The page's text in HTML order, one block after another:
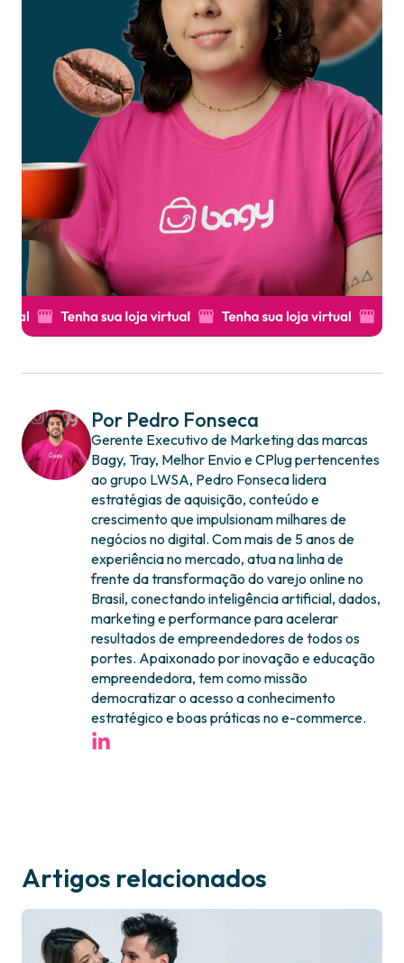
Por Pedro Fonseca
Gerente Executivo de Marketing das marcas
Bagy, Tray, Melhor Envio e CPlug pertencentes
ao grupo LWSA, Pedro Fonseca lidera
estratégias de aquisição, conteúdo e
crescimento que impulsionam milhares de
negócios no digital. Com mais de 5 anos de
experiência no mercado, atua na linha de
frente da transformação do varejo online no
Brasil, conectando inteligência artificial, dados,
marketing e performance para acelerar
resultados de empreendedores de todos os
portes. Apaixonado por inovação e educação
empreendedora, tem como missão
democratizar o acesso a conhecimento
estratégico e boas práticas no e-commerce.
Artigos relacionados